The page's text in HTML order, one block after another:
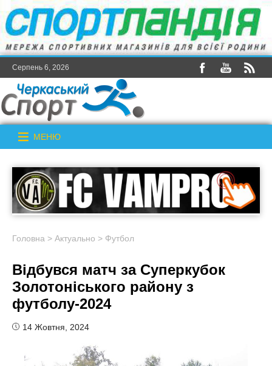
Серпень 6, 2026
МЕНЮ
Головна > Актуально > Футбол
Відбувся матч за Суперкубок
Золотоніського району з
футболу-2024
14 Жовтня, 2024